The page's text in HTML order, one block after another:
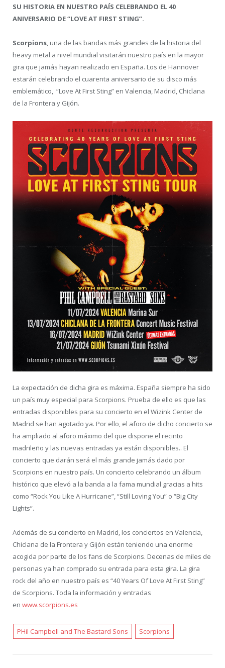
SU HISTORIA EN NUESTRO PAÍS CELEBRANDO EL 40
ANIVERSARIO DE “LOVE AT FIRST STING”.
Scorpions, una de las bandas más grandes de la historia del
heavy metal a nivel mundial visitarán nuestro país en la mayor
gira que jamás hayan realizado en España. Los de Hannover
estarán celebrando el cuarenta aniversario de su disco más
emblemático, “Love At First Sting” en Valencia, Madrid, Chiclana
de la Frontera y Gijón.
La expectación de dicha gira es máxima. España siempre ha sido
un país muy especial para Scorpions. Prueba de ello es que las
entradas disponibles para su concierto en el Wizink Center de
Madrid se han agotado ya. Por ello, el aforo de dicho concierto se
ha ampliado al aforo máximo del que dispone el recinto
madrileño y las nuevas entradas ya están disponibles.. El
concierto que darán será el más grande jamás dado por
Scorpions en nuestro país. Un concierto celebrando un álbum
histórico que elevó a la banda a la fama mundial gracias a hits
como “Rock You Like A Hurricane”, “Still Loving You” o “Big City
Lights”.
Además de su concierto en Madrid, los conciertos en Valencia,
Chiclana de la Frontera y Gijón están teniendo una enorme
acogida por parte de los fans de Scorpions. Decenas de miles de
personas ya han comprado su entrada para esta gira. La gira
rock del año en nuestro país es “40 Years Of Love At First Sting”
de Scorpions. Toda la información y entradas
en www.scorpions.es
PHil Campbell and The Bastard Sons Scorpions